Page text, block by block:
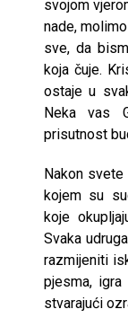
svojom
nade,
sve, da
koja čuje.
ostaje u
Neka vas
prisutnost
Nakon
kojem su
koje
Svaka
razmijeniti
pjesma,
stvarajući